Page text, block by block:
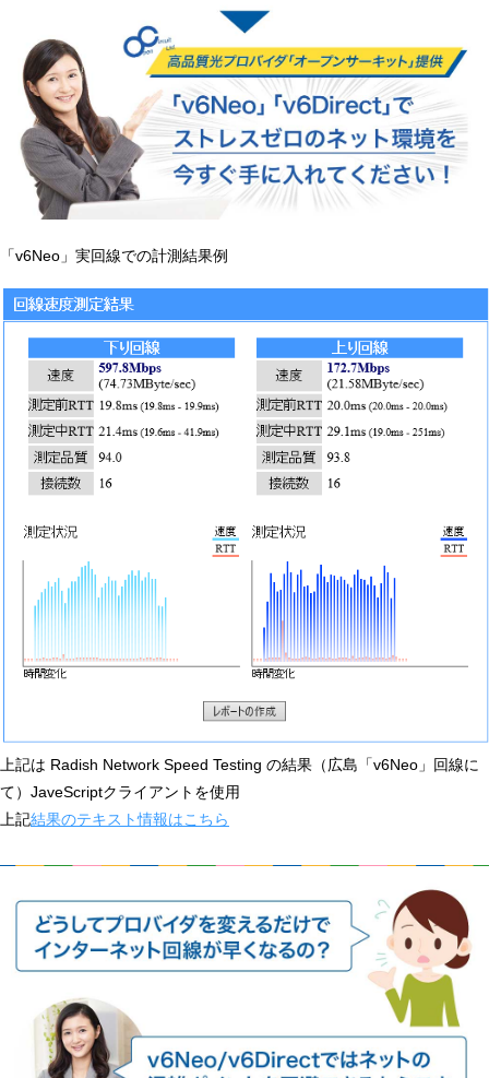
「v6Neo」実回線での計測結果例
上記は Radish Network Speed Testing の結果（広島「v6Neo」回線に
て）JaveScriptクライアントを使用
上記結果のテキスト情報はこちら